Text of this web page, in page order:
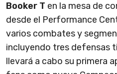
Booker T en la mesa de
desde el Performance
varios combates y
incluyendo tres defensas
llevará a cabo su primera